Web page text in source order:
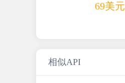
69美
相似API